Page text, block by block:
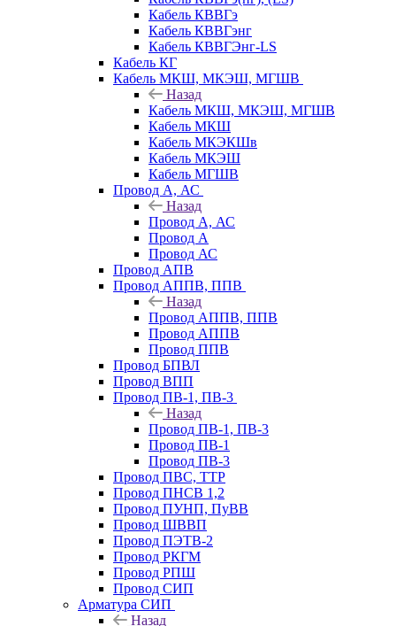
Кабель КВВГэ
Кабель КВВГэнг
Кабель КВВГЭнг-LS
Кабель КГ
Кабель МКШ, МКЭШ, МГШВ
Назад
Кабель МКШ, МКЭШ, МГШВ
Кабель МКШ
Кабель МКЭКШв
Кабель МКЭШ
Кабель МГШВ
Провод А, АС
Назад
Провод А, АС
Провод А
Провод АС
Провод АПВ
Провод АППВ, ППВ
Назад
Провод АППВ, ППВ
Провод АППВ
Провод ППВ
Провод БПВЛ
Провод ВПП
Провод ПВ-1, ПВ-3
Назад
Провод ПВ-1, ПВ-3
Провод ПВ-1
Провод ПВ-3
Провод ПВС, ТТР
Провод ПНСВ 1,2
Провод ПУНП, ПуВВ
Провод ШВВП
Провод ПЭТВ-2
Провод РКГМ
Провод РПШ
Провод СИП
Арматура СИП
Назад